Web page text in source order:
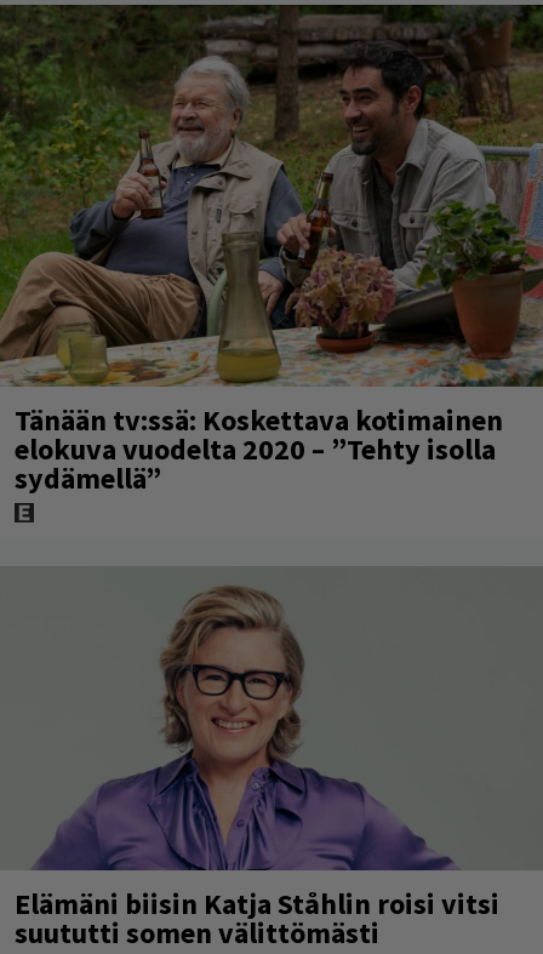
Tänään tv:ssä: Koskettava kotimainen
elokuva vuodelta 2020 – ”Tehty isolla
sydämellä”
Elämäni biisin Katja Ståhlin roisi vitsi
suututti somen välittömästi